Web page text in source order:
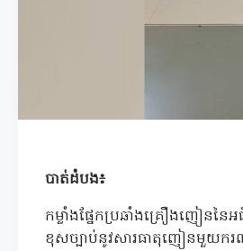
បាត់ដំបង៖
កម្លាំងផ្នែកប្រឆាំងគ្រឿងញៀននៃ
ខុសច្បាប់នូវសារធាតុញៀនមួយករ